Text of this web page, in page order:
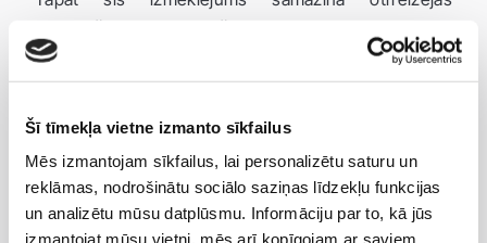
Šī tīmekļa vietne izmanto sīkfailus
Mēs izmantojam sīkfailus, lai personalizētu saturu un
reklāmas, nodrošinātu sociālo saziņas līdzekļu funkcijas
un analizētu mūsu datplūsmu. Informāciju par to, kā jūs
izmantojat mūsu vietni, mēs arī kopīgojam ar saviem
izmeklēšanas nepieciešamību. Iekārta atpazīst un
automātiski marķē aizdomīgās struktūras, īpaši
brīdinot un pievēršot ārsta uzmanību tām.
Izmeklējuma cenas:
Sievietēm, kuras ir saņēmušas uzaicinājuma
vēstuli no Nacionālā veselības dienesta Valsts
skrīninga programmas ietvaros izmeklējums ir